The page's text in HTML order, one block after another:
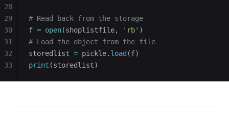
# Read back from the storage
f = open(shoplistfile, 'rb' )
# Load the object from the file
storedlist = pickle. load (f)
print (storedlist)
28
29
30
31
32
33